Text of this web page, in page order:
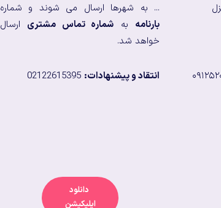
... به شهرها ارسال می شوند و شماره
بارنامه به شماره تماس مشتری ارسال
خواهد شد.
انتقاد و پیشنهادات:
دانلود
اپلیکیشن